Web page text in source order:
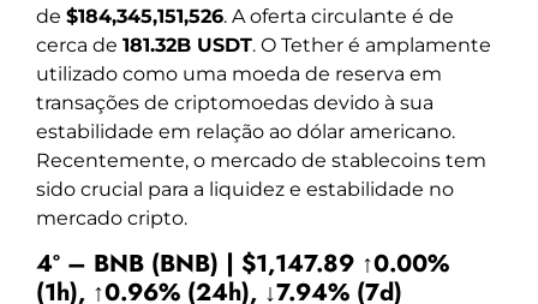
de $184,345,151,526. A oferta circulante é de
cerca de 181.32B USDT. O Tether é amplamente
utilizado como uma moeda de reserva em
transações de criptomoedas devido à sua
estabilidade em relação ao dólar americano.
Recentemente, o mercado de stablecoins tem
sido crucial para a liquidez e estabilidade no
mercado cripto.
4º – BNB (BNB) | $1,147.89 ↑0.00%
(1h), ↑0.96% (24h), ↓7.94% (7d)